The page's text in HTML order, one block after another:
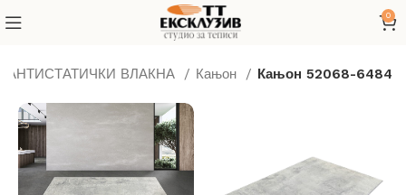
0
ВЛАКНА Кањон Кањон 52068-6484